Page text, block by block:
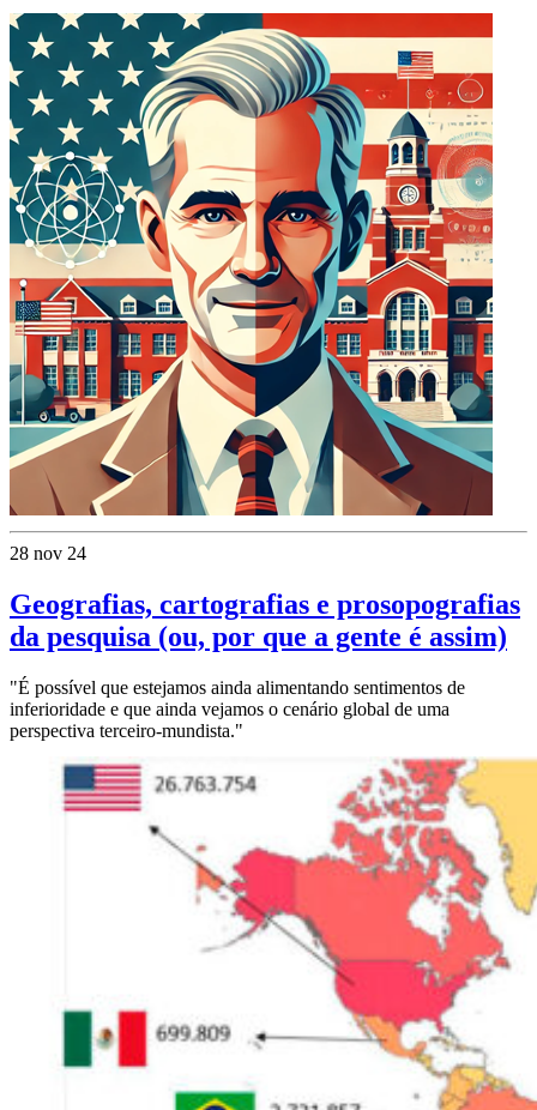
28 nov 24
Geografias, cartografias e prosopografias
da pesquisa (ou, por que a gente é assim)
"É possível que estejamos ainda alimentando sentimentos de
inferioridade e que ainda vejamos o cenário global de uma
perspectiva terceiro-mundista."